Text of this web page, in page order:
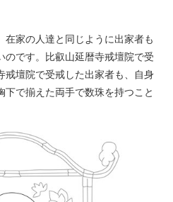
家の人達と同じように出家者も
のです。比叡山延暦寺戒壇院で受
戒壇院で受戒した出家者も、自身
で揃えた両手で数珠を持つこと